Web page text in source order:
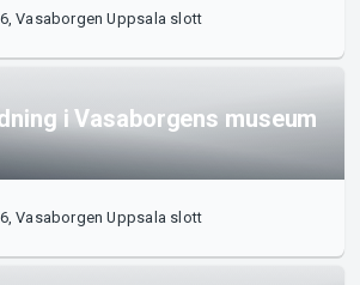
Vasaborgen Uppsala slott
i Vasaborgens museum
Vasaborgen Uppsala slott